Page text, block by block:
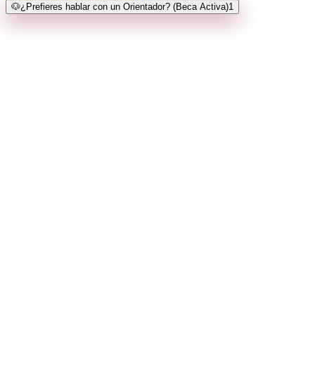
🐶¿Prefieres hablar con un Orientador? (Beca Activa)1